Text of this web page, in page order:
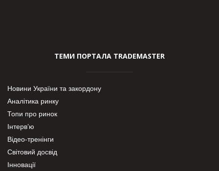
ТЕМИ ПОРТАЛА TRADEMASTER
Новини України та закордону
Аналітика ринку
Топи про ринок
Інтерв’ю
Відео-тренінги
Світовий досвід
Інновації